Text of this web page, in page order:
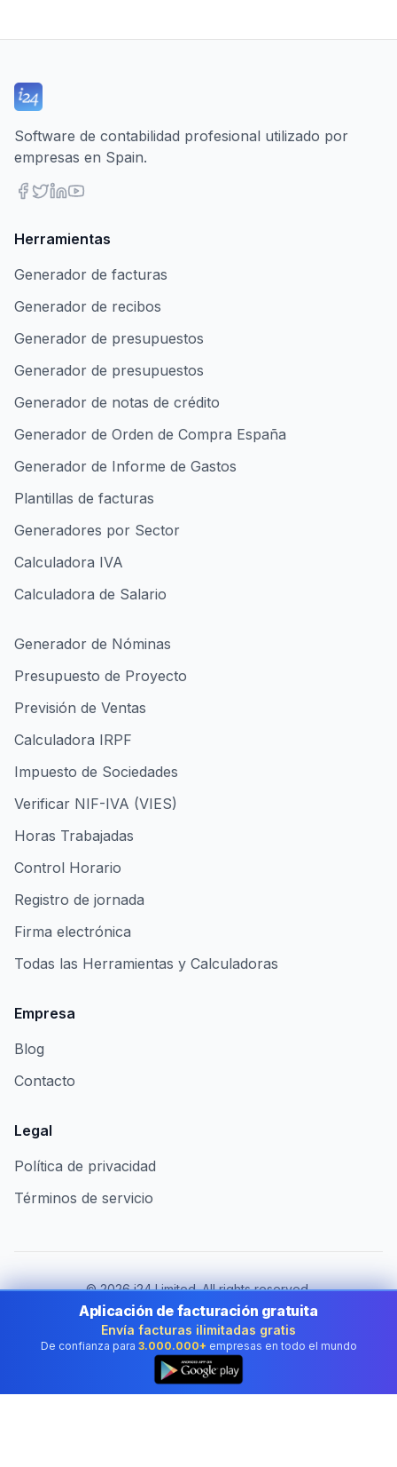
Software de contabilidad profesional utilizado por
empresas en Spain.
Herramientas
Generador de facturas
Generador de recibos
Generador de presupuestos
Generador de presupuestos
Generador de notas de crédito
Generador de Orden de Compra España
Generador de Informe de Gastos
Plantillas de facturas
Generadores por Sector
Calculadora IVA
Calculadora de Salario
Generador de Nóminas
Presupuesto de Proyecto
Previsión de Ventas
Calculadora IRPF
Impuesto de Sociedades
Verificar NIF-IVA (VIES)
Horas Trabajadas
Control Horario
Registro de jornada
Firma electrónica
Todas las Herramientas y Calculadoras
Empresa
Blog
Contacto
Legal
Política de privacidad
Términos de servicio
©2026i24 Limited. All rights reserved.
Al servicio de empresas en Spain
Cambiar de país:
Spain
Aplicación de facturación gratuita
Envía facturas ilimitadas gratis
De confianza para 3.000.000+ empresas en todo el mundo